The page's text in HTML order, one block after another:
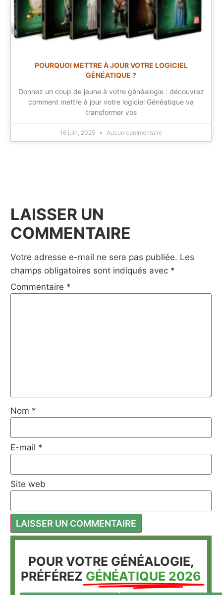
POURQUOI METTRE À JOUR VOTRE LOGICIEL
GÉNÉATIQUE ?
Donnez un coup de jeune à votre généalogie : découvrez
comment mettre à jour votre logiciel Généatique va
transformer vos
16 juin, 2025 Aucun commentaire
LAISSER UN
COMMENTAIRE
Votre adresse e-mail ne sera pas publiée. Les
champs obligatoires sont indiqués avec *
Commentaire *
Nom *
E-mail *
Site web
POUR VOTRE GÉNÉALOGIE,
PRÉFÉREZ GÉNÉATIQUE 2026